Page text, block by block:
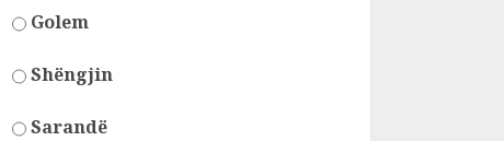
Golem
Shëngjin
Sarandë